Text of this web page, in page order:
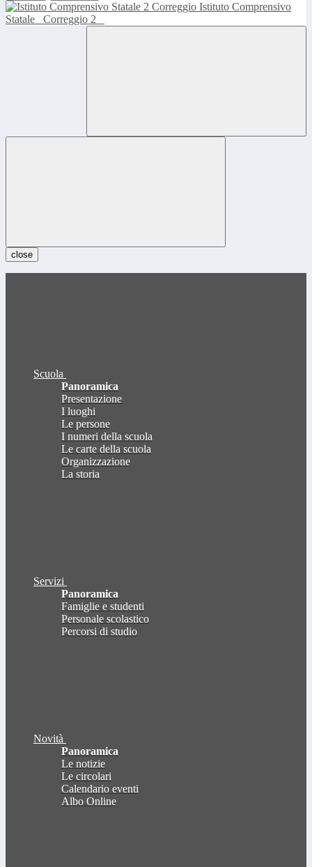
Istituto Comprensivo
Statale
Correggio 2
close
Scuola
Panoramica
Presentazione
I luoghi
Le persone
I numeri della scuola
Le carte della scuola
Organizzazione
La storia
Servizi
Panoramica
Famiglie e studenti
Personale scolastico
Percorsi di studio
Novità
Panoramica
Le notizie
Le circolari
Calendario eventi
Albo Online